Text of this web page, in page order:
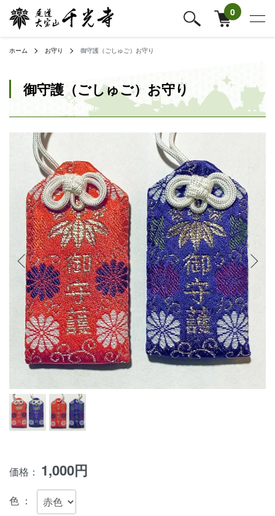
0
ホーム お守り 御守護（ごしゅご）お守り
御守護（ごしゅご）お守り
価格： 1,000円
色